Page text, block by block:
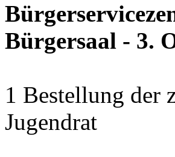
Bürgersaal - 3.
1 Bestellung der
Jugendrat